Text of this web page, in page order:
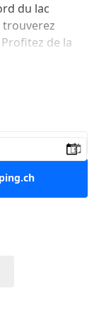
du lac
trouverez
de la
Les
caravanes et
est